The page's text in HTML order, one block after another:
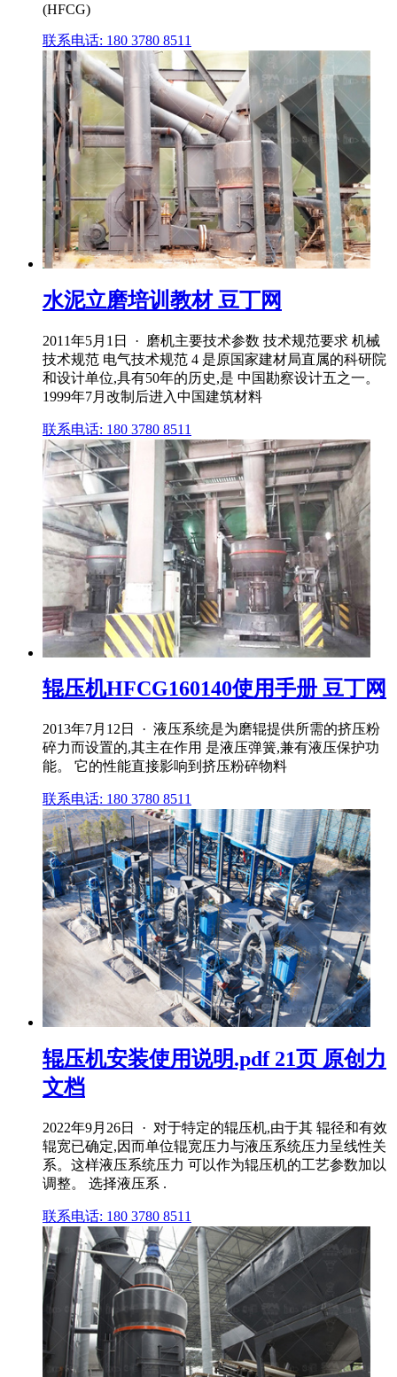
(HFCG)
联系电话: 180 3780 8511
水泥立磨培训教材 豆丁网
2011年5月1日 · 磨机主要技术参数 技术规范要求 机械
技术规范 电气技术规范 4 是原国家建材局直属的科研院
和设计单位,具有50年的历史,是 中国勘察设计五之一。
1999年7月改制后进入中国建筑材料
联系电话: 180 3780 8511
辊压机HFCG160140使用手册 豆丁网
2013年7月12日 · 液压系统是为磨辊提供所需的挤压粉
碎力而设置的,其主在作用 是液压弹簧,兼有液压保护功
能。 它的性能直接影响到挤压粉碎物料
联系电话: 180 3780 8511
辊压机安装使用说明.pdf 21页 原创力
文档
2022年9月26日 · 对于特定的辊压机,由于其 辊径和有效
辊宽已确定,因而单位辊宽压力与液压系统压力呈线性关
系。这样液压系统压力 可以作为辊压机的工艺参数加以
调整。 选择液压系 .
联系电话: 180 3780 8511